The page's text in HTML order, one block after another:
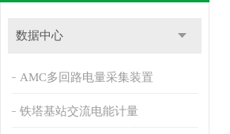
数据中心
AMC多回路电量采集装置
铁塔基站交流电能计量